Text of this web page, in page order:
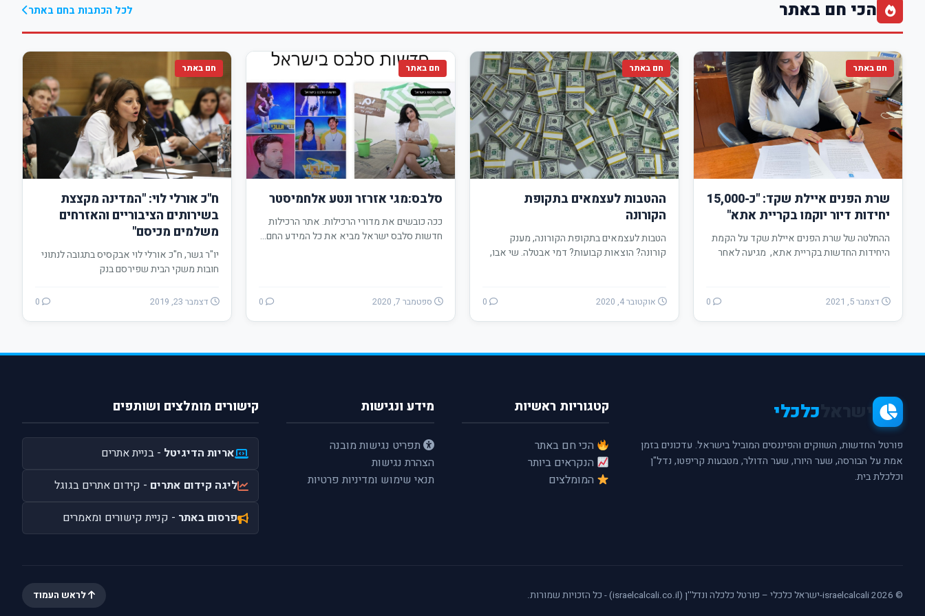
הכי חם באתר לכל הכתבות בחם באתר
חם באתר
שרת הפנים איילת שקד: "כ-15,000
יחידות דיור יוקמו בקריית אתא"
ההחלטה של שרת הפנים איילת שקד על הקמת
היחידות החדשות בקריית אתא, מגיעה לאחר
דצמבר 5, 2021
חם באתר
ההטבות לעצמאים בתקופת
הקורונה
הטבות לעצמאים בתקופת הקורונה, מענק
קורונה? הוצאות קבועות? דמי אבטלה. שי אבו,
אוקטובר 4, 2020
חם באתר
סלבס:מגי אזרזר ונטע אלחמיסטר
ככה כובשים את מדורי הרכילות. אתר הרכילות
חדשות סלבס ישראל מביא את כל המידע החם…
ספטמבר 7, 2020
חם באתר
ח"כ אורלי לוי: "המדינה מקצצת
בשירותים הציבוריים והאזרחים
משלמים מכיסם"
יו"ר גשר, ח"כ אורלי לוי אבקסיס בתגובה לנתוני
חובות משקי הבית שפירסם בנק
דצמבר 23, 2019
כלכלי
פורטל החדשות, השווקים והפיננסים המוביל בישראל. עדכונים בזמן
אמת על הבורסה, שער היורו, שער הדולר, מטבעות קריפטו, נדל"ן
וכלכלת בית.
קטגוריות ראשיות
הכי חם באתר
הנקראים ביותר
המומלצים
מידע ונגישות
תפריט נגישות מובנה
הצהרת נגישות
תנאי שימוש ומדיניות פרטיות
קישורים מומלצים ושותפים
אריות הדיגיטל - בניית אתרים
ליגה קידום אתרים - קידום אתרים בגוגל
פרסום באתר - קניית קישורים ומאמרים
© 2026 israelcalcali-ישראל כלכלי – פורטל כלכלה ונדל''ן (israelcalcali.co.il) - כל הזכויות שמורות. לראש העמוד